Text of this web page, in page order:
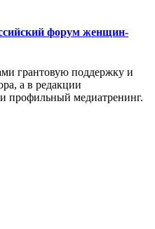
форум женщин-
грантовую поддержку и
а в редакции
профильный медиатренинг.